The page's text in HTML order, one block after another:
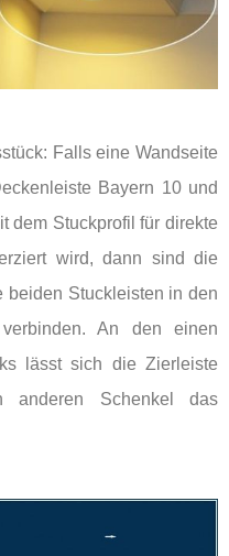
Falls eine Wandseite
Bayern 10 und
dem Stuckprofil für direkte
wird, dann sind die
beiden Stuckleisten in den
An den einen
lässt sich die Zierleiste
anderen Schenkel das